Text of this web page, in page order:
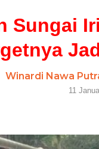
Sungai
Winardi Nawa
11